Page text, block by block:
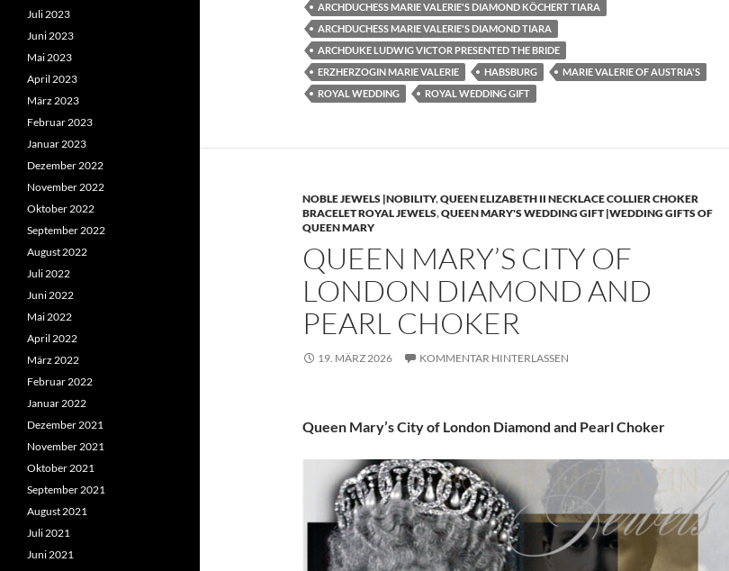
ARCHDUCHESS MARIE VALERIE'S DIAMOND KÖCHERT TIARA
ARCHDUCHESS MARIE VALERIE'S DIAMOND TIARA
ARCHDUKE LUDWIG VICTOR PRESENTED THE BRIDE
ERZHERZOGIN MARIE VALERIE
HABSBURG
MARIE VALERIE OF AUSTRIA'S
ROYAL WEDDING
ROYAL WEDDING GIFT
NOBLE JEWELS |NOBILITY,QUEEN ELIZABETH II NECKLACE COLLIER CHOKER
BRACELET ROYAL JEWELS,QUEEN MARY'S WEDDING GIFT |WEDDING GIFTS OF
QUEEN MARY
QUEEN MARY’S CITY OF
LONDON DIAMOND AND
PEARL CHOKER
19. MÄRZ 2026 KOMMENTAR HINTERLASSEN
Queen Mary’s City of London Diamond and Pearl Choker
Juli 2023
Juni 2023
Mai 2023
April 2023
März 2023
Februar 2023
Januar 2023
Dezember 2022
November 2022
Oktober 2022
September 2022
August 2022
Juli 2022
Juni 2022
Mai 2022
April 2022
März 2022
Februar 2022
Januar 2022
Dezember 2021
November 2021
Oktober 2021
September 2021
August 2021
Juli 2021
Juni 2021